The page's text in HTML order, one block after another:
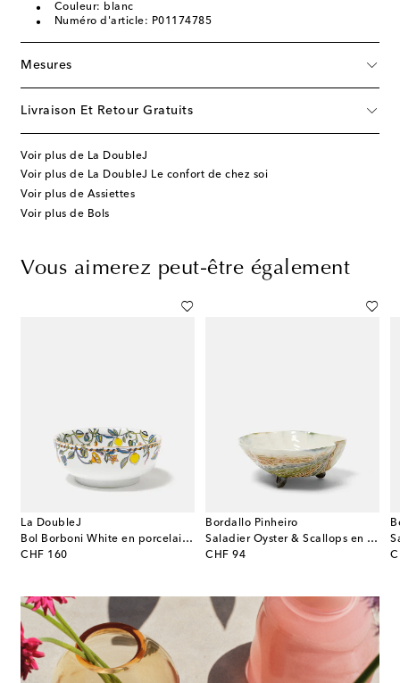
Couleur: blanc
Numéro d'article: P01174785
Mesures
Livraison Et Retour Gratuits
Voir plus de La DoubleJ
Voir plus de La DoubleJ Le confort de chez soi
Voir plus de Assiettes
Voir plus de Bols
Vous aimerez peut-être également
La DoubleJ
Bol Borboni White en porcelaine
CHF 160
original price
Bordallo Pinheiro
Saladier Oyster & Scallops en faïence
CHF 94
original price